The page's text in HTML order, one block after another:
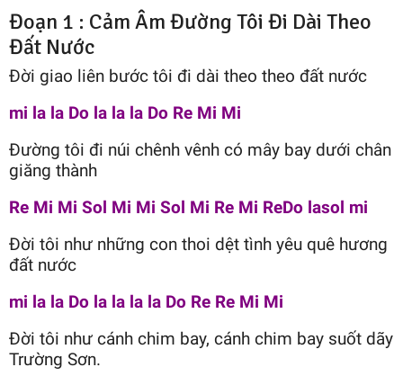
Đoạn 1 : Cảm Âm Đường Tôi Đi Dài Theo
Đất Nước
Đời giao liên bước tôi đi dài theo theo đất nước
mi la la Do la la la Do Re Mi Mi
Đường tôi đi núi chênh vênh có mây bay dưới chân
giăng thành
Re Mi Mi Sol Mi Mi Sol Mi Re Mi ReDo lasol mi
Đời tôi như những con thoi dệt tình yêu quê hương
đất nước
mi la la Do la la la la Do Re Re Mi Mi
Đời tôi như cánh chim bay, cánh chim bay suốt dãy
Trường Sơn.